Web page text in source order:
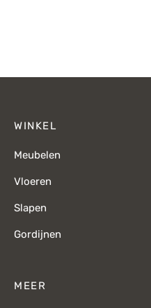
WINKEL
Meubelen
Vloeren
Slapen
Gordijnen
MEER